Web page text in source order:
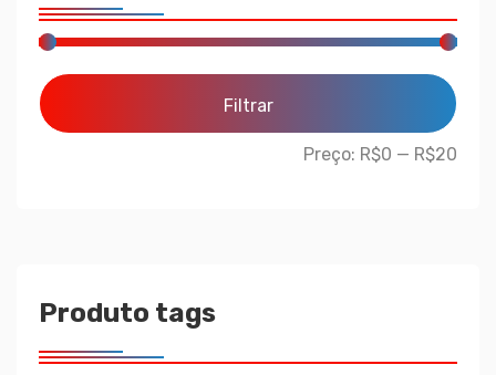
Filtrar
Preço: R$0 — R$20
Produto tags